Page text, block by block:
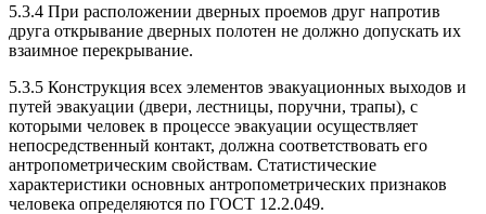
5.3.4 При расположении дверных проемов друг напротив
друга открывание дверных полотен не должно допускать их
взаимное перекрывание.
5.3.5 Конструкция всех элементов эвакуационных выходов и
путей эвакуации (двери, лестницы, поручни, трапы), с
которыми человек в процессе эвакуации осуществляет
непосредственный контакт, должна соответствовать его
антропометрическим свойствам. Статистические
характеристики основных антропометрических признаков
человека определяются по ГОСТ 12.2.049.